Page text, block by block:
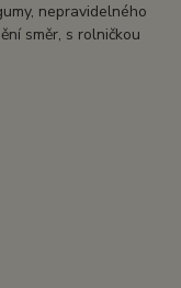
nepravidelného
směr, s rolničkou